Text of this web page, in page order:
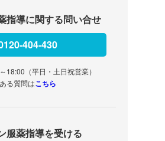
指導に関する問い合せ
404-430
18:00（平日・土日祝営業）
る質問はこちら
服薬指導を受ける